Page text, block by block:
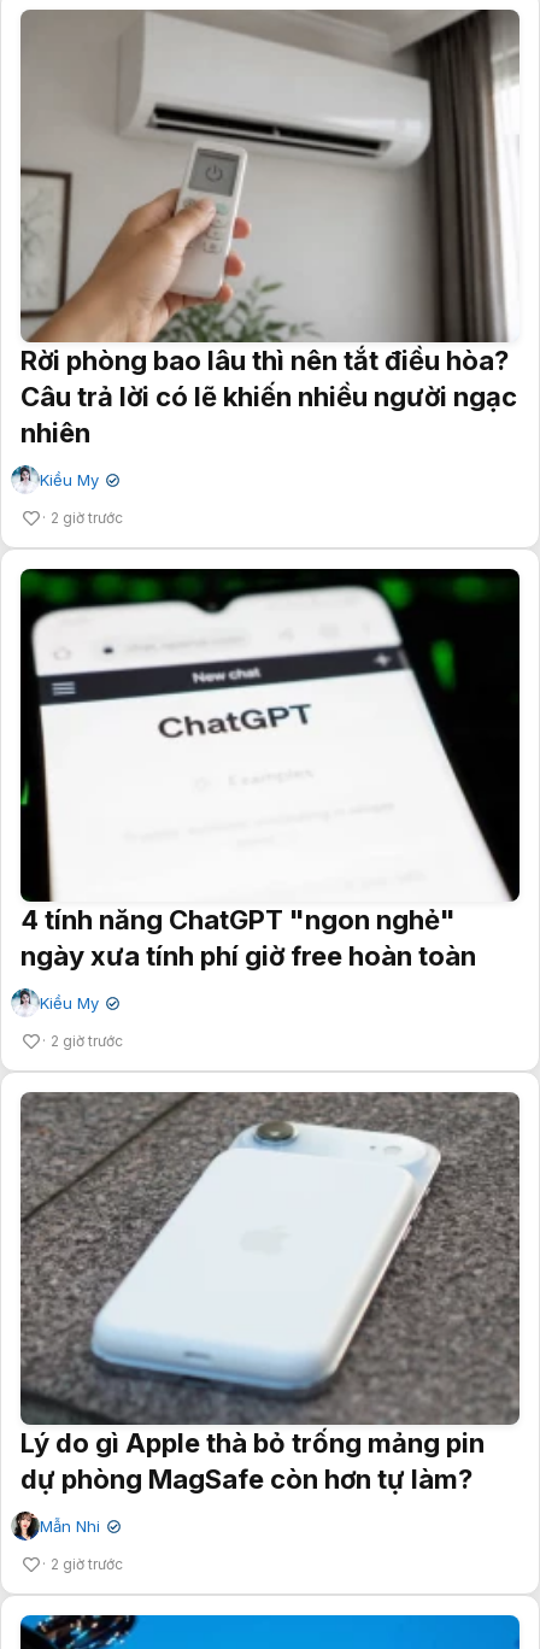
Rời phòng bao lâu thì nên tắt điều hòa?
Câu trả lời có lẽ khiến nhiều người ngạc
nhiên
Kiều My ✔
2 giờ trước
4 tính năng ChatGPT "ngon nghẻ"
ngày xưa tính phí giờ free hoàn toàn
Kiều My ✔
2 giờ trước
Lý do gì Apple thà bỏ trống mảng pin
dự phòng MagSafe còn hơn tự làm?
Mẫn Nhi ✔
2 giờ trước